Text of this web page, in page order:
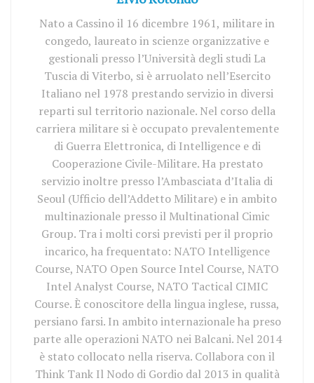
Nato a Cassino il 16 dicembre 1961, militare in
congedo, laureato in scienze organizzative e
gestionali presso l’Università degli studi La
Tuscia di Viterbo, si è arruolato nell’Esercito
Italiano nel 1978 prestando servizio in diversi
reparti sul territorio nazionale. Nel corso della
carriera militare si è occupato prevalentemente
di Guerra Elettronica, di Intelligence e di
Cooperazione Civile-Militare. Ha prestato
servizio inoltre presso l’Ambasciata d’Italia di
Seoul (Ufficio dell’Addetto Militare) e in ambito
multinazionale presso il Multinational Cimic
Group. Tra i molti corsi previsti per il proprio
incarico, ha frequentato: NATO Intelligence
Course, NATO Open Source Intel Course, NATO
Intel Analyst Course, NATO Tactical CIMIC
Course. È conoscitore della lingua inglese, russa,
persiano farsi. In ambito internazionale ha preso
parte alle operazioni NATO nei Balcani. Nel 2014
è stato collocato nella riserva. Collabora con il
Think Tank Il Nodo di Gordio dal 2013 in qualità